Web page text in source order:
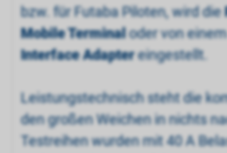
bzw. für Futaba Piloten, wird die
Mobile Terminaloder von
Interface Adaptereingestellt.
Leistungstechnisch steht die
den großen Weichen in nichts
Testreihen wurden mit 40 A